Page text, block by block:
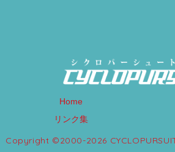
Home
リンク集
Copyright ©2000-2026